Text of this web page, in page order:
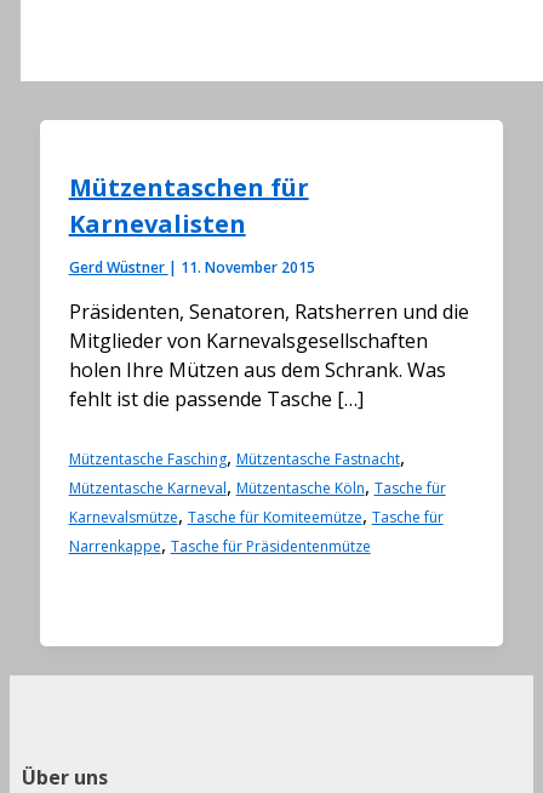
Mützentaschen für
Karnevalisten
Gerd Wüstner | 11. November 2015
Präsidenten, Senatoren, Ratsherren und die
Mitglieder von Karnevalsgesellschaften
holen Ihre Mützen aus dem Schrank. Was
fehlt ist die passende Tasche […]
Mützentasche Fasching, Mützentasche Fastnacht,
Mützentasche Karneval, Mützentasche Köln, Tasche für
Karnevalsmütze, Tasche für Komiteemütze, Tasche für
Narrenkappe, Tasche für Präsidentenmütze
Über uns